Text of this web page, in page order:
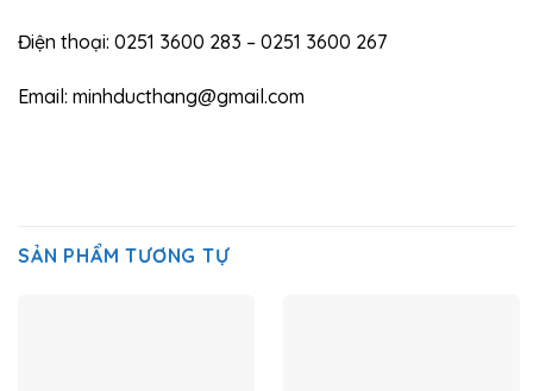
Điện thoại: 0251 3600 283 – 0251 3600 267
Email: minhducthang@gmail.com
SẢN PHẨM TƯƠNG TỰ